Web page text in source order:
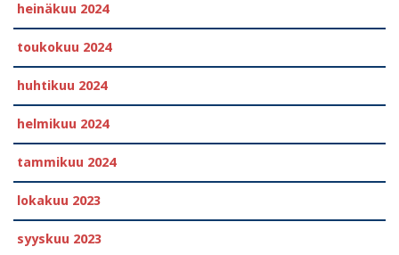
heinäkuu 2024
toukokuu 2024
huhtikuu 2024
helmikuu 2024
tammikuu 2024
lokakuu 2023
syyskuu 2023